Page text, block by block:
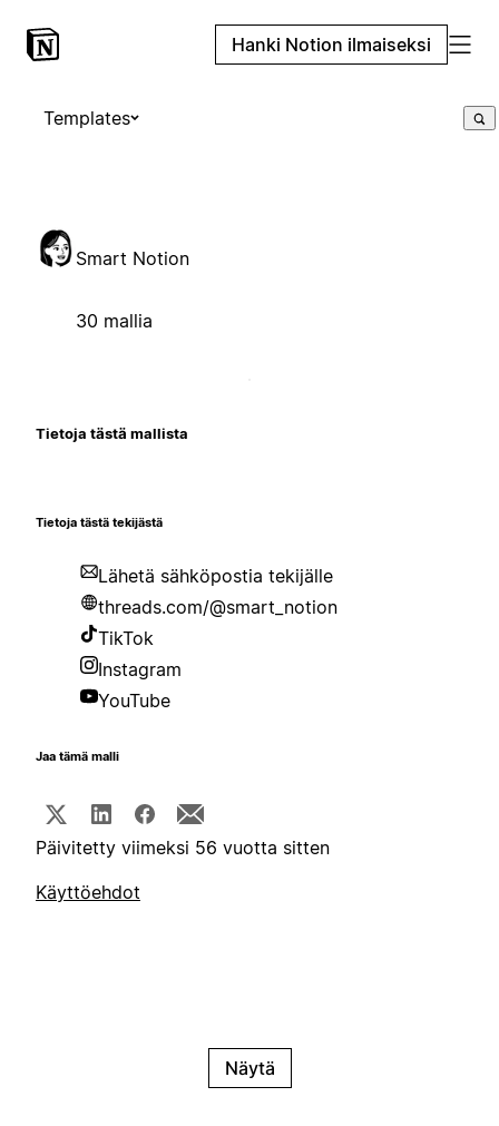
Hanki Notion ilmaiseksi
Templates
Smart Notion
30 mallia
Tietoja tästä mallista
Tietoja tästä tekijästä
Lähetä sähköpostia tekijälle
threads.com/@smart_notion
TikTok
Instagram
YouTube
Jaa tämä malli
Päivitetty viimeksi 56 vuotta sitten
Käyttöehdot
Näytä